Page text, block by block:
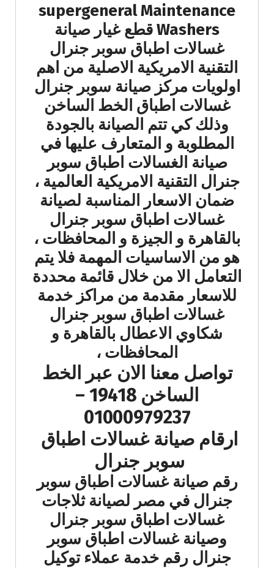
supergeneral Maintenance
Washers قطع غيار صيانة
غسالات اطباق سوبر جنرال
التقنية الامريكية الاصلية من اهم
اولويات مركز صيانة سوبر جنرال
غسالات اطباق الخط الساخن
وذلك كي تتم الصيانة بالجودة
المطلوبة و المتعارف عليها في
صيانة الغسالات اطباق سوبر
جنرال التقنية الامريكية العالمية ،
ضمان الاسعار المناسبة لصيانة
غسالات اطباق سوبر جنرال
بالقاهرة و الجيزة و المحافظات ،
هو من الاساسيات المهمة فلا يتم
التعامل الا من خلال قائمة محددة
للاسعار مقدمة من مراكز خدمة
غسالات اطباق سوبر جنرال
شكاوي الاعطال بالقاهرة و
المحافظات ،
تواصل معنا الان عبر الخط
الساخن 19418 –
01000979237
ارقام صيانة غسالات اطباق
سوبر جنرال
رقم صيانة غسالات اطباق سوبر
جنرال في مصر لصيانة ثلاجات
غسالات اطباق سوبر جنرال
وصيانة غسالات اطباق سوبر
جنرال رقم خدمة عملاء توكيل